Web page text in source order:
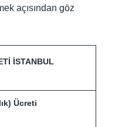
açısından göz
İSTANBUL
Ücreti